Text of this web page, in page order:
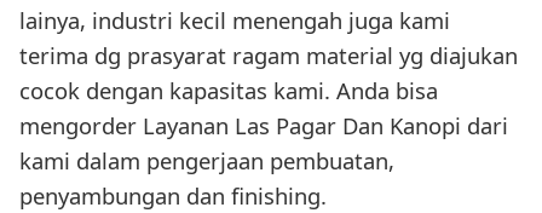
lainya, industri kecil menengah juga kami
terima dg prasyarat ragam material yg diajukan
cocok dengan kapasitas kami. Anda bisa
mengorder Layanan Las Pagar Dan Kanopi dari
kami dalam pengerjaan pembuatan,
penyambungan dan finishing.